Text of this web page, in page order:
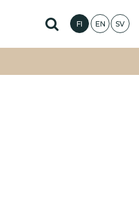
Hae sivustolta
FI EN SV